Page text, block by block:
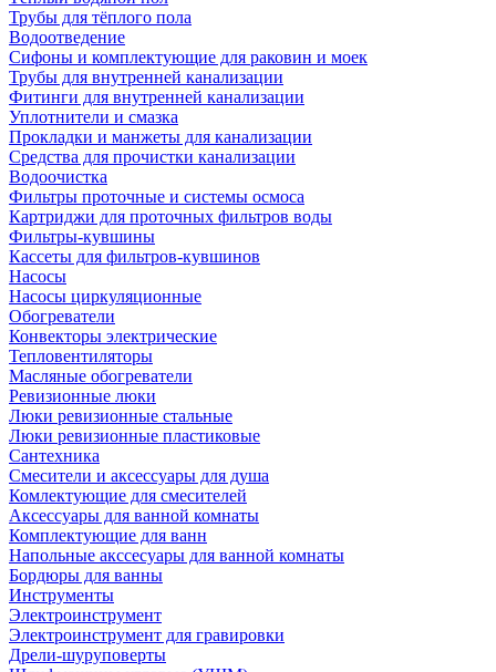
Трубы для тёплого пола
Водоотведение
Сифоны и комплектующие для раковин и моек
Трубы для внутренней канализации
Фитинги для внутренней канализации
Уплотнители и смазка
Прокладки и манжеты для канализации
Средства для прочистки канализации
Водоочистка
Фильтры проточные и системы осмоса
Картриджи для проточных фильтров воды
Фильтры-кувшины
Кассеты для фильтров-кувшинов
Насосы
Насосы циркуляционные
Обогреватели
Конвекторы электрические
Тепловентиляторы
Масляные обогреватели
Ревизионные люки
Люки ревизионные стальные
Люки ревизионные пластиковые
Сантехника
Смесители и аксессуары для душа
Комлектующие для смесителей
Аксессуары для ванной комнаты
Комплектующие для ванн
Напольные акссесуары для ванной комнаты
Бордюры для ванны
Инструменты
Электроинструмент
Электроинструмент для гравировки
Дрели-шуруповерты